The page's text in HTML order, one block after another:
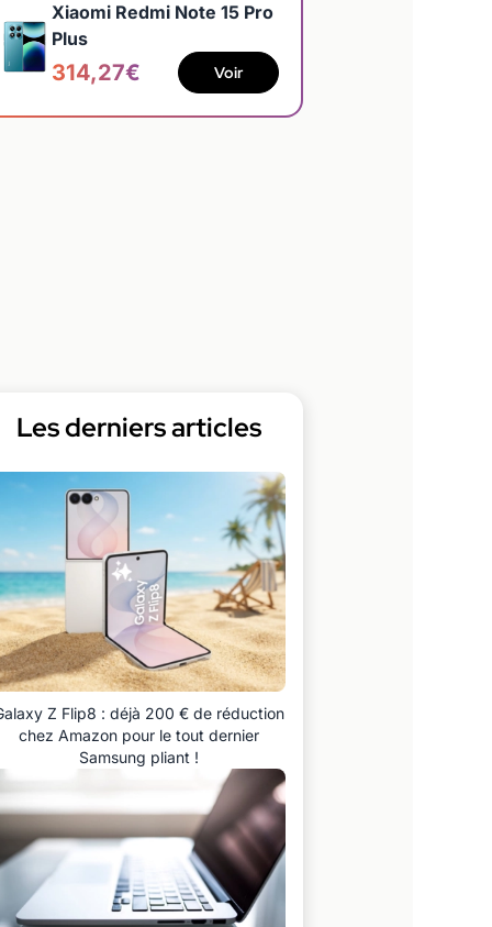
Xiaomi Redmi Note 15 Pro
Plus
314,27€ Voir
Les derniers articles
Z Flip8 : déjà 200 € de réduction
chez Amazon pour le tout dernier
Samsung pliant !